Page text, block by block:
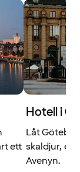
ett
Hotell i
Låt
skaldjur,
Avenyn.